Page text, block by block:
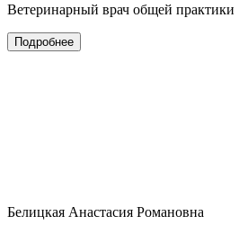
Ветеринарный врач общей практики
Подробнее
Белицкая Анастасия Романовна